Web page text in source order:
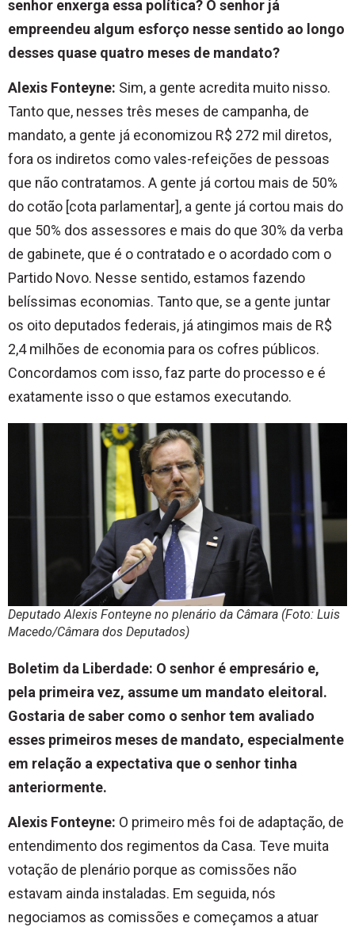
senhor enxerga essa política? O senhor já
empreendeu algum esforço nesse sentido ao longo
desses quase quatro meses de mandato?
Alexis Fonteyne: Sim, a gente acredita muito nisso.
Tanto que, nesses três meses de campanha, de
mandato, a gente já economizou R$ 272 mil diretos,
fora os indiretos como vales-refeições de pessoas
que não contratamos. A gente já cortou mais de 50%
do cotão [cota parlamentar], a gente já cortou mais do
que 50% dos assessores e mais do que 30% da verba
de gabinete, que é o contratado e o acordado com o
Partido Novo. Nesse sentido, estamos fazendo
belíssimas economias. Tanto que, se a gente juntar
os oito deputados federais, já atingimos mais de R$
2,4 milhões de economia para os cofres públicos.
Concordamos com isso, faz parte do processo e é
exatamente isso o que estamos executando.
Deputado Alexis Fonteyne no plenário da Câmara (Foto: Luis
Macedo/Câmara dos Deputados)
Boletim da Liberdade: O senhor é empresário e,
pela primeira vez, assume um mandato eleitoral.
Gostaria de saber como o senhor tem avaliado
esses primeiros meses de mandato, especialmente
em relação a expectativa que o senhor tinha
anteriormente.
Alexis Fonteyne: O primeiro mês foi de adaptação, de
entendimento dos regimentos da Casa. Teve muita
votação de plenário porque as comissões não
estavam ainda instaladas. Em seguida, nós
negociamos as comissões e começamos a atuar